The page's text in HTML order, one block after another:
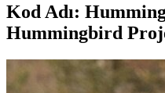
Kod Adı:
Hummingbird